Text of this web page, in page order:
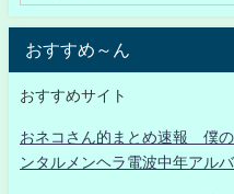
おすすめ～ん
おすすめサイト
おネコさん的まとめ速報 僕
ンタルメンヘラ電波中年アル